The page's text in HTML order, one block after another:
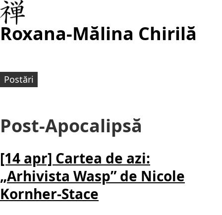
Roxana-Mălina Chirilă
Postări
Post-Apocalipsă
[14 apr] Cartea de azi:
„Arhivista Wasp” de Nicole
Kornher-Stace